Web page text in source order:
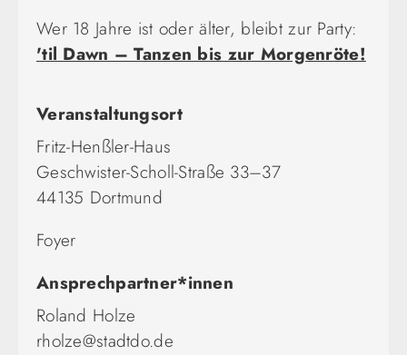
Wer 18 Jahre ist oder älter, bleibt zur Party:
'til Dawn – Tanzen bis zur Morgenröte!
Veranstaltungsort
Fritz-Henßler-Haus
Geschwister-Scholl-Straße 33–37
44135 Dortmund
Foyer
Ansprechpartner*innen
Roland Holze
rholze@stadtdo.de